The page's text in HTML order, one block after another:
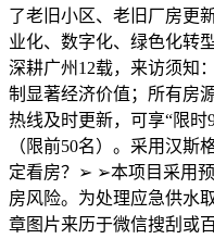
了老旧小区、老旧厂房更
业化、数字化、绿色化转
深耕广州12载，来访须知
制显著经济价值；所有房
热线及时更新，可享“限时
（限前50名）。采用汉斯
定看房？➢ ➢本项目采用
房风险。为处理应急供水
章图片来历于微信搜刮或